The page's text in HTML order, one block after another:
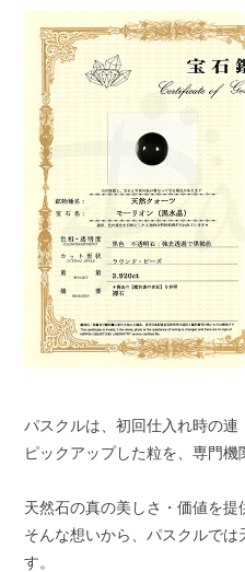
パスクルは、初回仕入れ時の
ピックアップした粒を、専門機
天然石の真の美しさ・価値を提
そんな想いから、パスクルでは
す。